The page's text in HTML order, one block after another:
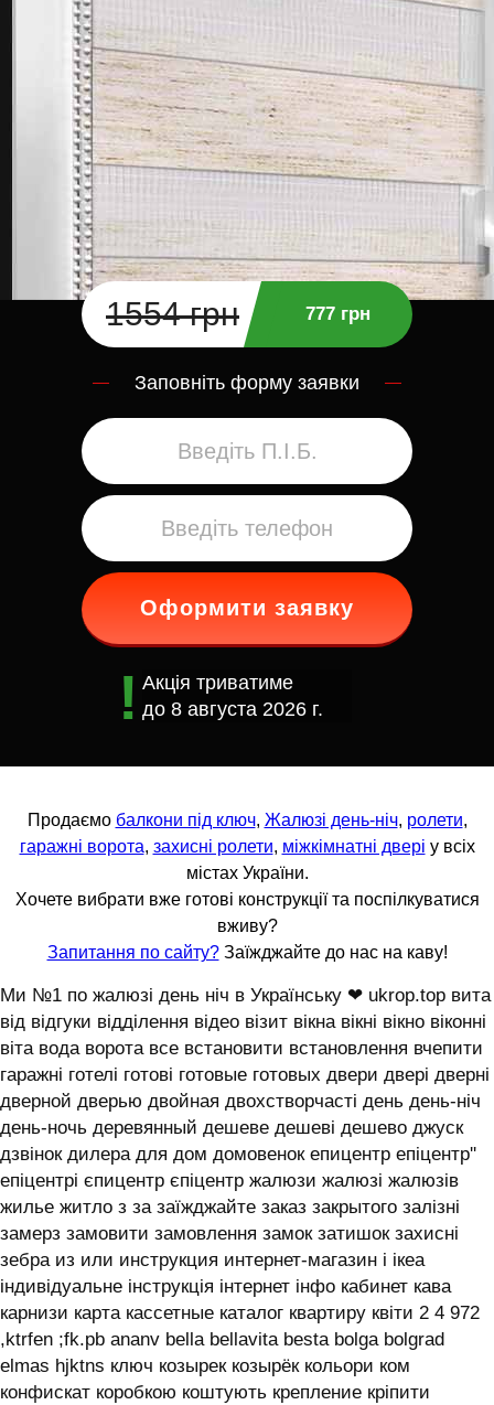
1554 грн 777 грн
Заповніть форму заявки
Оформити заявку
Акція триватиме
до 8 августа 2026 г.
Продаємо балкони під ключ, Жалюзі день-ніч, ролети,
гаражні ворота, захисні ролети, міжкімнатні двері у всіх
містах України.
Хочете вибрати вже готові конструкції та поспілкуватися
вживу?
Запитання по сайту?Заїжджайте до нас на каву!
Ми №1 по жалюзі день ніч в Українську ❤ ukrop.top вита
від відгуки відділення відео візит вікна вікні вікно віконні
віта вода ворота все встановити встановлення вчепити
гаражні готелі готові готовые готовых двери двері дверні
дверной дверью двойная двохстворчасті день день-ніч
день-ночь деревянный дешеве дешеві дешево джуск
дзвінок дилера для дом домовенок епицентр епіцентр''
епіцентрі єпицентр єпіцентр жалюзи жалюзі жалюзів
жилье житло з за заїжджайте заказ закрытого залізні
замерз замовити замовлення замок затишок захисні
зебра из или инструкция интернет-магазин і ікеа
індивідуальне інструкція інтернет інфо кабинет кава
карнизи карта кассетные каталог квартиру квіти 2 4 972
,ktrfen ;fk.pb ananv bella bellavita besta bolga bolgrad
elmas hjktns ключ козырек козырёк кольори ком
конфискат коробкою коштують крепление кріпити